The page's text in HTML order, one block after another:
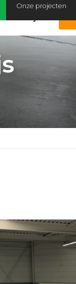
Onze projecten